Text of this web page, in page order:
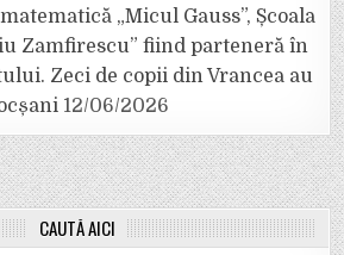
„Micul Gauss”, Școala
Zamfirescu” fiind parteneră în
Zeci de copii din Vrancea au
12/06/2026
CAUTĂ AICI